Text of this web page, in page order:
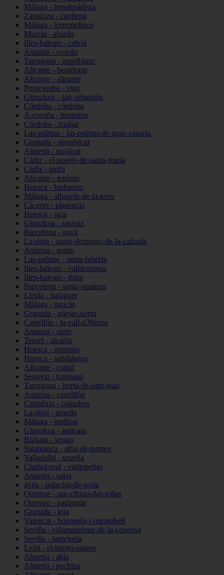
Málaga - benalmádena
Zaragoza - cariñena
Málaga - torremolinos
Murcia - abarán
Illes-balears - calvià
Asturias - oviedo
Tarragona - montblanc
Alicante - benidorm
Alicante - alicante
Pontevedra - vigo
Gipuzkoa - san-sebastián
Córdoba - córdoba
A-coruña - betanzos
Córdoba - iznájar
Las-palmas - las-palmas-de-gran-canaria
Granada - almuñécar
Almería - mojácar
Cádiz - el-puerto-de-santa-maría
Cádiz - tarifa
Alicante - teulada
Huesca - barbastro
Málaga - alhaurín-de-la-torre
Cáceres - plasencia
Huesca - jaca
Gipuzkoa - zarautz
Barcelona - gavà
La-rioja - santo-domingo-de-la-calzada
Asturias - grado
Las-palmas - santa-brígida
Illes-balears - valldemossa
Illes-balears - ibiza
Barcelona - santa-susanna
Lleida - balaguer
Málaga - gaucín
Granada - güejar-sierra
Castellón - la-vall-d39uixó
Asturias - siero
Teruel - alcañiz
Huesca - monzón
Huesca - sabiñánigo
Alicante - catral
Segovia - turégano
Tarragona - horta-de-sant-joan
Asturias - castrillón
Cantabria - colindres
La-rioja - arnedo
Málaga - mollina
Gipuzkoa - andoain
Bizkaia - sestao
Salamanca - alba-de-tormes
Valladolid - urueña
Ciudad-real - valdepeñas
Asturias - salas
ávila - palacios-de-goda
Ourense - san-cibrao-das-viñas
Ourense - padrenda
Granada - loja
Valencia - bonrepòs-i-mirambell
Sevilla - villamanrique-de-la-condesa
Sevilla - lantejuela
León - el-burgo-ranero
Almería - abla
Almería - pechina